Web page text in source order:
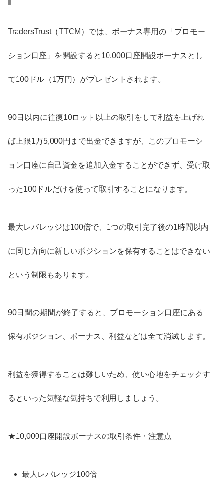
TradersTrust（TTCM）では、ボーナス専用の「プロモー
ション口座」を開設すると10,000口座開設ボーナスとし
て100ドル（1万円）がプレゼントされます。
90日以内に往復10ロット以上の取引をして利益を上げれ
ば上限1万5,000円まで出金できますが、このプロモーシ
ョン口座に自己資金を追加入金することができず、受け取
った100ドルだけを使って取引することになります。
最大レバレッジは100倍で、1つの取引完了後の1時間以内
に同じ方向に新しいポジションを保有することはできない
という制限もあります。
90日間の期間が終了すると、プロモーション口座にある
保有ポジション、ボーナス、利益などは全て消滅します。
利益を獲得することは難しいため、使い心地をチェックす
るといった気軽な気持ちで利用しましょう。
★10,000口座開設ボーナスの取引条件・注意点
最大レバレッジ100倍